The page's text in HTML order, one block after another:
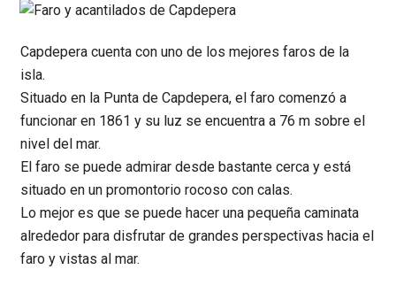
Capdepera cuenta con uno de los mejores faros de la
isla.
Situado en la Punta de Capdepera, el faro comenzó a
funcionar en 1861 y su luz se encuentra a 76 m sobre el
nivel del mar.
El faro se puede admirar desde bastante cerca y está
situado en un promontorio rocoso con calas.
Lo mejor es que se puede hacer una pequeña caminata
alrededor para disfrutar de grandes perspectivas hacia el
faro y vistas al mar.